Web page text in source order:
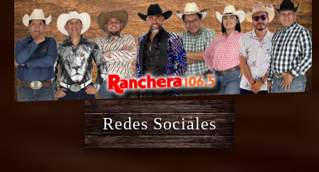
Redes Sociales